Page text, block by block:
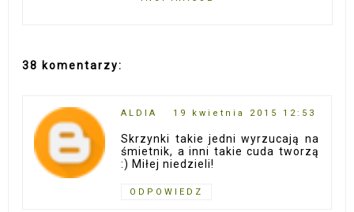
38 komentarzy:
ALDIA 19 kwietnia 2015 12:53
Skrzynki takie jedni wyrzucają na
śmietnik, a inni takie cuda tworzą
:) Miłej niedzieli!
ODPOWIEDZ